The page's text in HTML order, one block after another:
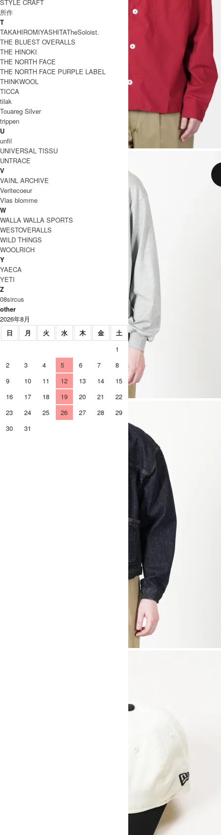
STYLE CRAFT
所作
T
TAKAHIROMIYASHITATheSoloist.
THE BLUEST OVERALLS
THE HINOKI
THE NORTH FACE
THE NORTH FACE PURPLE LABEL
THINKWOOL
TICCA
tilak
Touareg Silver
trippen
U
unfil
UNIVERSAL TISSU
UNTRACE
V
VAINL ARCHIVE
Veritecoeur
Vlas blomme
W
WALLA WALLA SPORTS
WESTOVERALLS
WILD THINGS
WOOLRICH
Y
YAECA
YETI
Z
08sircus
other
2026年8月
日
月 火 水 木 金
土
1
2
3 4 5 6 7
8
9
10 11 12 13 14
15
16
17 18 19 20 21
22
23
24 25 26 27 28
29
30
31